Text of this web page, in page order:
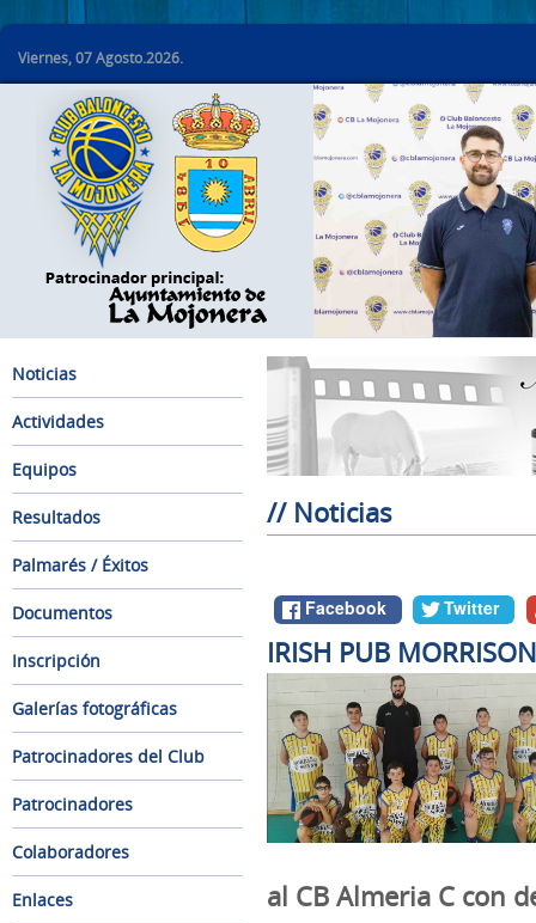
Viernes, 07 Agosto.2026.
Noticias
Actividades
Equipos
Resultados
Palmarés / Éxitos
Documentos
Inscripción
Galerías fotográficas
Patrocinadores del Club
Patrocinadores
Colaboradores
Enlaces
// Noticias
Facebook Twitter
IRISH PUB
al CB Almeria C con